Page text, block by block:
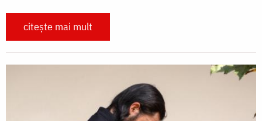
citește mai mult